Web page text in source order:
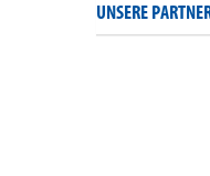
UNSERE